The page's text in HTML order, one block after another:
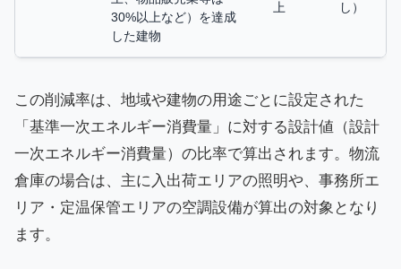
30%以上など）を達成
した建物
上
し）
この削減率は、地域や建物の用途ごとに設定された
「基準一次エネルギー消費量」に対する設計値（設計
一次エネルギー消費量）の比率で算出されます。物流
倉庫の場合は、主に入出荷エリアの照明や、事務所エ
リア・定温保管エリアの空調設備が算出の対象となり
ます。